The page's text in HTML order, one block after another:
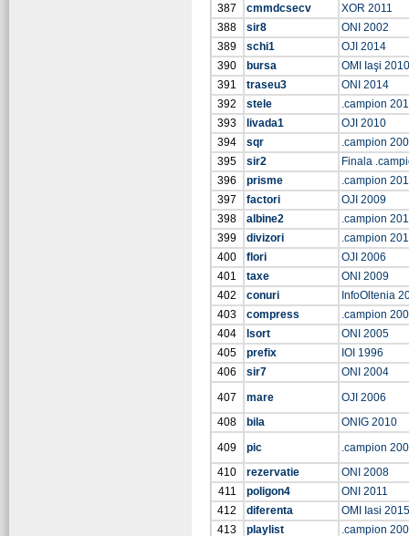
387
cmmdcsecv
XOR 2011
388
sir8
ONI 2002
389
schi1
OJI 2014
390
bursa
OMI Iaşi 2010
391
traseu3
ONI 2014
392
stele
.campion
393
livada1
OJI 2010
394
sqr
.campion
395
sir2
Finala
396
prisme
.campion
397
factori
OJI 2009
398
albine2
.campion
399
divizori
.campion
400
flori
OJI 2006
401
taxe
ONI 2009
402
conuri
InfoOltenia
403
compress
.campion
404
lsort
ONI 2005
405
prefix
IOI 1996
406
sir7
ONI 2004
407
mare
OJI 2006
408
bila
ONIG 2010
409
pic
.campion
410
rezervatie
ONI 2008
411
poligon4
ONI 2011
412
diferenta
OMI Iasi 2015
413
playlist
.campion